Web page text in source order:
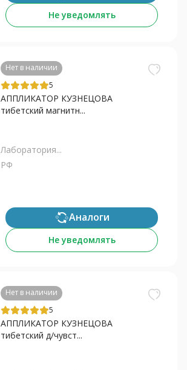
Не уведомлять
Нет в наличии
5
АППЛИКАТОР КУЗНЕЦОВА
тибетский магнитн...
Лаборатория...
РФ
Аналоги
Не уведомлять
Нет в наличии
5
АППЛИКАТОР КУЗНЕЦОВА
тибетский д/чувст...